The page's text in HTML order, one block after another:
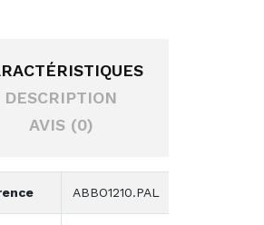
DESCRIPTION
AVIS (0)
ABBO1210.PAL